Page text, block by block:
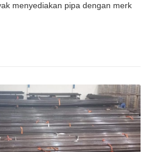
menyediakan pipa dengan merk